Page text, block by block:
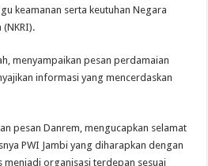
keamanan serta keutuhan Negara
menyampaikan pesan perdamaian
informasi yang mencerdaskan
pesan Danrem, mengucapkan selamat
PWI Jambi yang diharapkan dengan
menjadi organisasi terdepan sesuai